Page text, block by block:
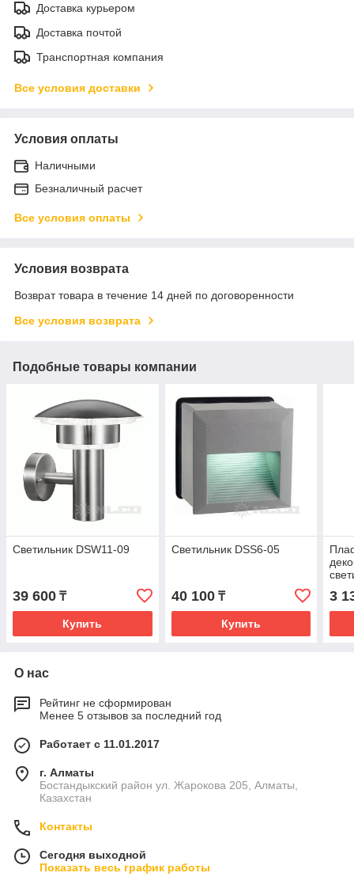
Доставка курьером
Доставка почтой
Транспортная компания
Все условия доставки
Условия оплаты
Наличными
Безналичный расчет
Все условия оплаты
Условия возврата
Возврат товара в течение 14 дней по договоренности
Все условия возврата
Подобные товары компании
Светильник DSW11-09
39 600 ₸
Купить
Светильник DSS6-05
40 100₸
Купить
3
О нас
Рейтинг не сформирован
Менее 5 отзывов за последний год
Работает с 11.01.2017
г. Алматы
Бостандыкский район ул. Жарокова 205, Алматы,
Казахстан
Контакты
Сегодня выходной
Показать весь график работы